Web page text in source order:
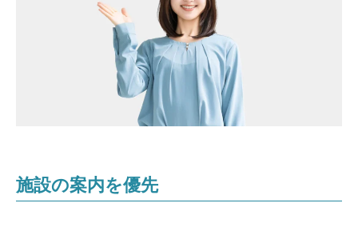
施設の案内を優先